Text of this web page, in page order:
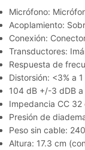
Micrófono:
Acoplamiento:
Conexión:
Transductores:
Respuesta de
Distorsión: <3% a
104 dB +/-3 dDB a
Impedancia CC 32
Presión de
Peso sin cable:
Altura: 17.3 cm